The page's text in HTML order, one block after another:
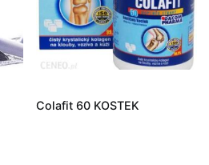
Colafit 60 KOSTEK